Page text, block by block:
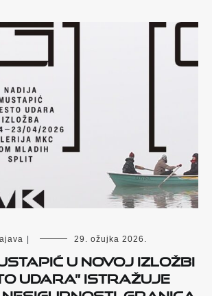
29. ožujka 2026.
u novoj izložbi
udara” istražuje